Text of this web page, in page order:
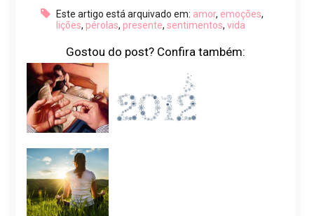
Este artigo está arquivado em: amor, emoções,
lições, pérolas, presente, sentimentos, vida
Gostou do post? Confira também: